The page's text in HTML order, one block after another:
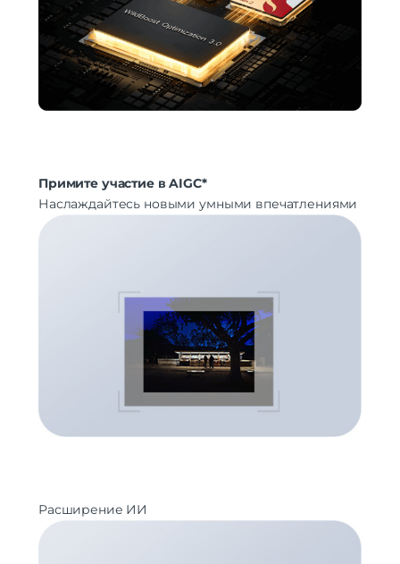
Примите участие в AIGC*
Наслаждайтесь новыми умными впечатлениями
Расширение ИИ